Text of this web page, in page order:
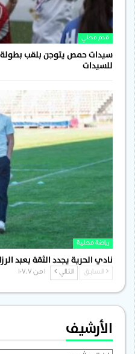
قدم محلي
سيدات حمص يتوجن بلقب بطولة
للسيدات
رياضة محلية
نادي الحرية يجدد الثقة بعبد
السابق التالي
الأرشيف